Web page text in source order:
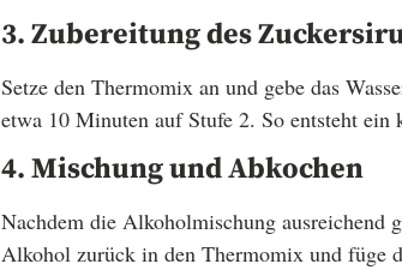
3. Zubereitung des
Setze den Thermomix an und gebe das
etwa 10 Minuten auf Stufe 2. So entsteht
4. Mischung und Abkochen
Nachdem die Alkoholmischung ausreichend
Alkohol zurück in den Thermomix und füge